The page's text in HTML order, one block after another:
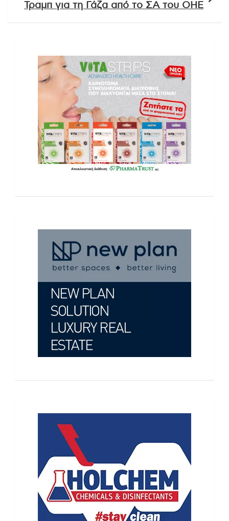
Τραμπ για τη Γάζα από το ΣΑ του ΟΗΕ